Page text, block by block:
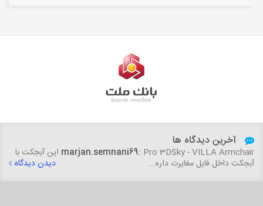
آخرین دیدگاه ها
marjan.semnani69: Pro 3DSky - VILLA Armchair این آبجکت با
آبجکت داخل فایل مغایرت داره... دیدن دیدگاه